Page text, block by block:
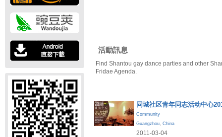
活動訊息
Find Shantou gay dance parties and other
Fridae Agenda.
同城社区青年同志活动中心
Community
Guangzhou, China
2011-03-04